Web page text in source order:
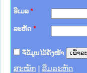
ອີເມລ *
ລະຫັດ *
ຈື່ຂໍ້ມູນໄວ້ຄັ້ງໜ້າ
ສະໝັກ ລືມລະຫັດ